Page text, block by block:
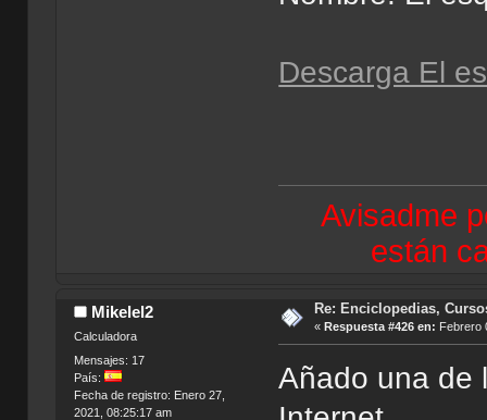
Descarga El
Avisadme
están
Mikelel2
Calculadora
Mensajes: 17
País:
Fecha de registro: Enero 27,
2021, 08:25:17 am
Re: Enciclopedias,
« Respuesta #426 en: Febrero
Añado una de